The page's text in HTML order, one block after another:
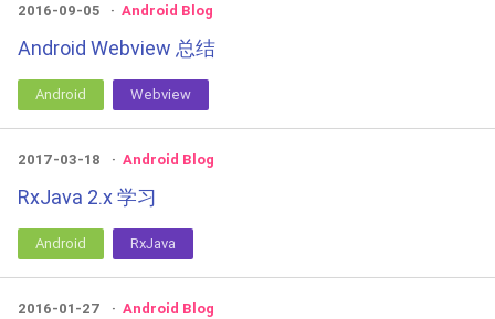
2016-09-05 Android Blog
Android Webview 总结
Android Webview
2017-03-18 Android Blog
RxJava 2.x 学习
Android RxJava
2016-01-27 Android Blog